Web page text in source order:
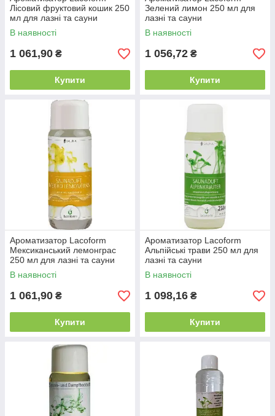
Лісовий фруктовий кошик 250
мл для лазні та сауни
В наявності
1 061,90 ₴
Купити
Зелений лимон 250 мл для
лазні та сауни
В наявності
1 056,72 ₴
Купити
Ароматизатор Lacoform
Мексиканський лемонграс
250 мл для лазні та сауни
В наявності
1 061,90 ₴
Купити
Ароматизатор Lacoform
Альпійські трави 250 мл для
лазні та сауни
В наявності
1 098,16 ₴
Купити